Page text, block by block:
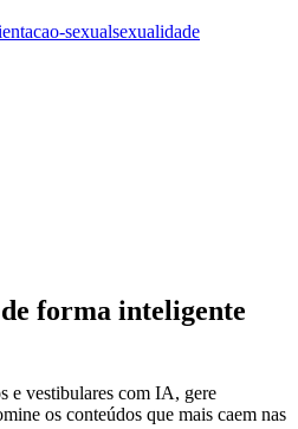
sexualsexualidade
forma inteligente
e vestibulares com IA, gere
os conteúdos que mais caem nas